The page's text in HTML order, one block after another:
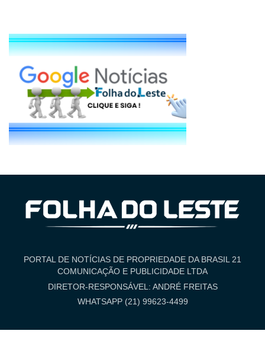
PORTAL DE NOTÍCIAS DE PROPRIEDADE DA BRASIL 21
COMUNICAÇÃO E PUBLICIDADE LTDA
DIRETOR-RESPONSÁVEL: ANDRÉ FREITAS
WHATSAPP (21) 99623-4499